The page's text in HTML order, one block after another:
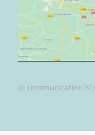
@ communication St